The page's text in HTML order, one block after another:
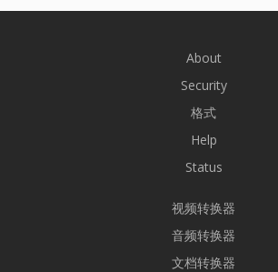
About
Security
格式
Help
Status
视频转换器
音频转换器
文档转换器